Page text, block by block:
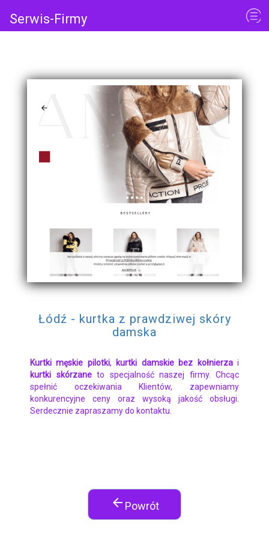
Serwis-Firmy
Łódź - kurtka z prawdziwej skóry
damska
Kurtki męskie pilotki, kurtki damskie bez kołnierzai
kurtki skórzaneto specjalność naszej firmy. Chcąc
spełnić oczekiwania Klientów, zapewniamy
konkurencyjne ceny oraz wysoką jakość obsługi.
Serdecznie zapraszamy do kontaktu.
arrow_back Powrót